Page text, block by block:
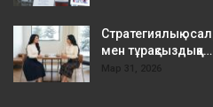
Стратегиялық
мен тұрақсыздыққа…
Мар 31, 2026